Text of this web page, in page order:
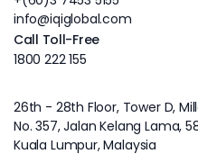
info@iqiglobal.com
Call Toll-Free
1800 222 155
26th - 28th Floor, Tower D,
No. 357, Jalan Kelang Lama,
Kuala Lumpur, Malaysia